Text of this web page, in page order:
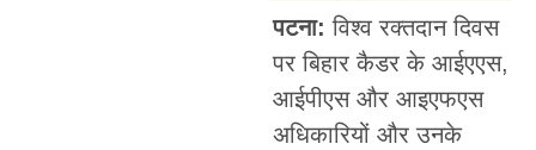
पटना:विश्व रक्तदान दिवस
पर बिहार कैडर के आईएएस,
आईपीएस और आइएफएस
अधिकारियों और उनके